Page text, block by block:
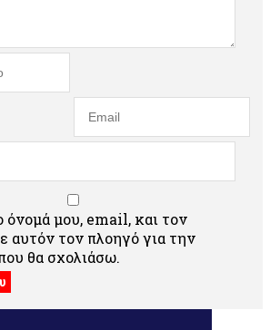
μου, email, και τον
αυτόν τον πλοηγό για την
θα σχολιάσω.